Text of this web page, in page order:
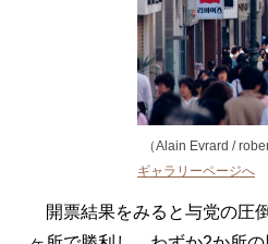
（Alain Evrard /
ギャラリーページへ
開票結果をみると与党の圧